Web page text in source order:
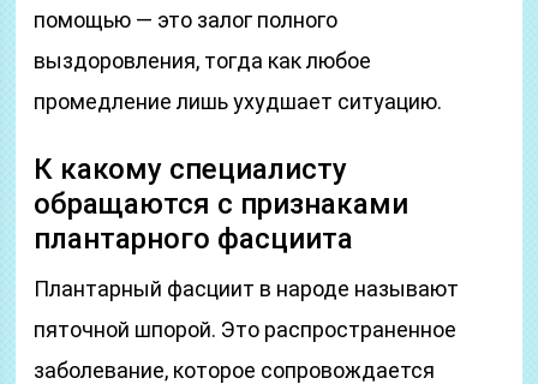
помощью — это залог полного
выздоровления, тогда как любое
промедление лишь ухудшает ситуацию.
К какому специалисту
обращаются с признаками
плантарного фасциита
Плантарный фасциит в народе называют
пяточной шпорой. Это распространенное
заболевание, которое сопровождается